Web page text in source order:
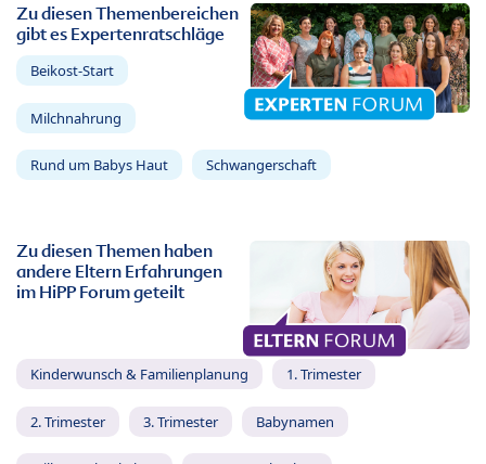
Zu diesen Themenbereichen
gibt es Expertenratschläge
Beikost-Start
Milchnahrung
Rund um Babys Haut Schwangerschaft
Zu diesen Themen haben
andere Eltern Erfahrungen
im HiPP Forum geteilt
Kinderwunsch & Familienplanung 1. Trimester
2. Trimester 3. Trimester Babynamen